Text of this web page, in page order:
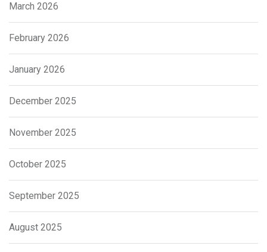
March 2026
February 2026
January 2026
December 2025
November 2025
October 2025
September 2025
August 2025